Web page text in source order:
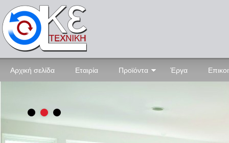
Αρχική σελίδα Εταιρία Προϊόντα Έργα